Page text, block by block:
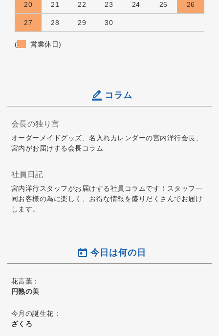
20 21 22 23 24 25 26
27 28 29 30
( 営業休日)
コラム
会長の独り言
オーダーメイドグッズ、名入れカレンダーの宮内洋行会長、
宮内がお届けする会長コラム
社員日記
宮内洋行スタッフがお届けする社員コラムです！スタッフ一
同お客様の為に楽しく、お得な情報を盛りだくさんでお届け
します。
今日は何の日
花言葉：
円熟の美
今月の誕生花：
ざくろ